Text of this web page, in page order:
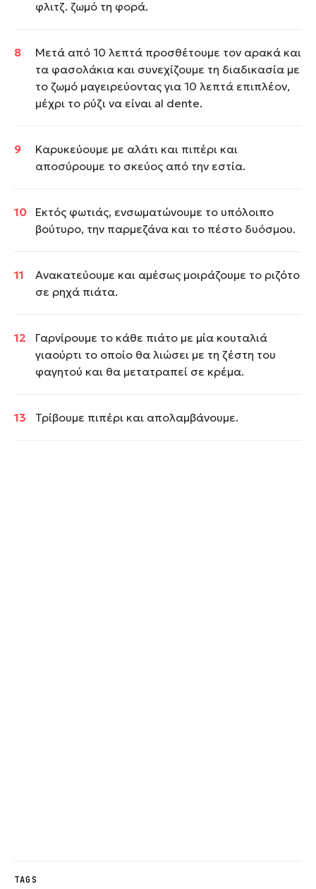
TAGS
φλιτζ. ζωμό τη φορά.
Μετά από 10 λεπτά προσθέτουμε τον αρακά και
τα φασολάκια και συνεχίζουμε τη διαδικασία με
το ζωμό μαγειρεύοντας για 10 λεπτά επιπλέον,
μέχρι το ρύζι να είναι al dente.
Καρυκεύουμε με αλάτι και πιπέρι και
αποσύρουμε το σκεύος από την εστία.
Εκτός φωτιάς, ενσωματώνουμε το υπόλοιπο
βούτυρο, την παρμεζάνα και το πέστο δυόσμου.
Ανακατεύουμε και αμέσως μοιράζουμε το ριζότο
σε ρηχά πιάτα.
Γαρνίρουμε το κάθε πιάτο με μία κουταλιά
γιαούρτι το οποίο θα λιώσει με τη ζέστη του
φαγητού και θα μετατραπεί σε κρέμα.
Τρίβουμε πιπέρι και απολαμβάνουμε.